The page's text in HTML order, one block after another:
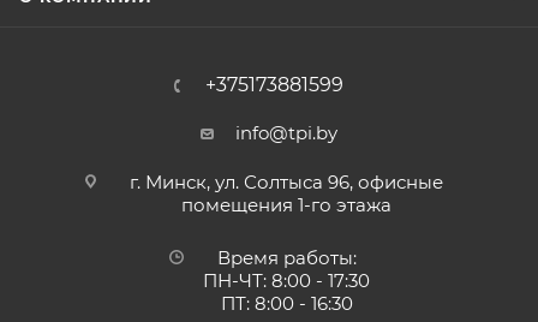
+375173881599
info@tpi.by
г. Минск, ул. Солтыса 96, офисные
помещения 1-го этажа
Время работы:
ПН-ЧТ: 8:00 - 17:30
ПТ: 8:00 - 16:30